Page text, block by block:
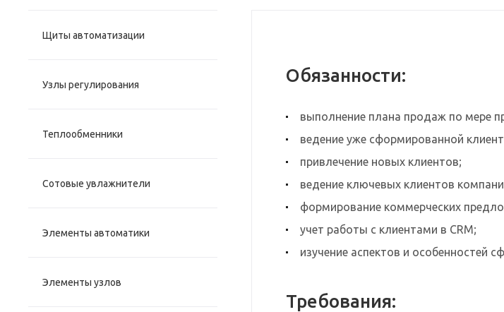
Обязанности:
выполнение плана продаж по мере
ведение уже сформированной
привлечение новых клиентов;
ведение ключевых клиентов
формирование коммерческих
учет работы с клиентами в CRM;
изучение аспектов и особенностей
Требования:
Щиты автоматизации
Узлы регулирования
Теплообменники
Сотовые увлажнители
Элементы автоматики
Элементы узлов